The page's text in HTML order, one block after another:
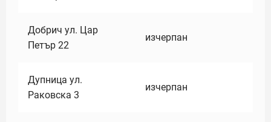
Добрич ул. Цар
Петър 22
изчерпан
Дупница ул.
Раковска 3
изчерпан